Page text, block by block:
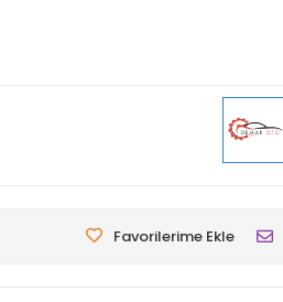
Favorilerime Ekle